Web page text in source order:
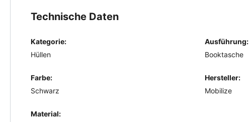
Technische Daten
Kategorie:
Hüllen
Ausführung:
Booktasche
Farbe:
Schwarz
Hersteller:
Mobilize
Material: